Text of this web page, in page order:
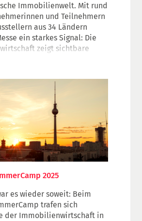
Immobilienwelt. Mit rund
und Teilnehmern
aus 34 Ländern
ein starkes Signal: Die
zeigt sichtbare
2025
es wieder soweit: Beim
trafen sich
der Immobilienwirtschaft in